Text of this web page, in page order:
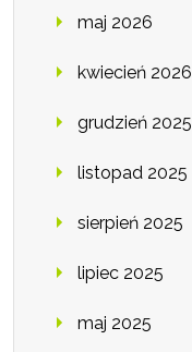
maj 2026
kwiecień 2026
grudzień 2025
listopad 2025
sierpień 2025
lipiec 2025
maj 2025